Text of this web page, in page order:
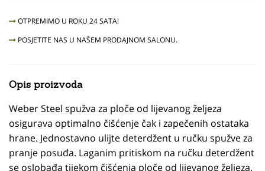
OTPREMIMO U ROKU 24 SATA!
POSJETITE NAS U NAŠEM PRODAJNOM SALONU.
Opis proizvoda
Weber Steel spužva za ploče od lijevanog željeza
osigurava optimalno čišćenje čak i zapečenih ostataka
hrane. Jednostavno ulijte deterdžent u ručku spužve za
pranje posuđa. Laganim pritiskom na ručku deterdžent
se oslobađa tijekom čišćenja ploče od lijevanog željeza.